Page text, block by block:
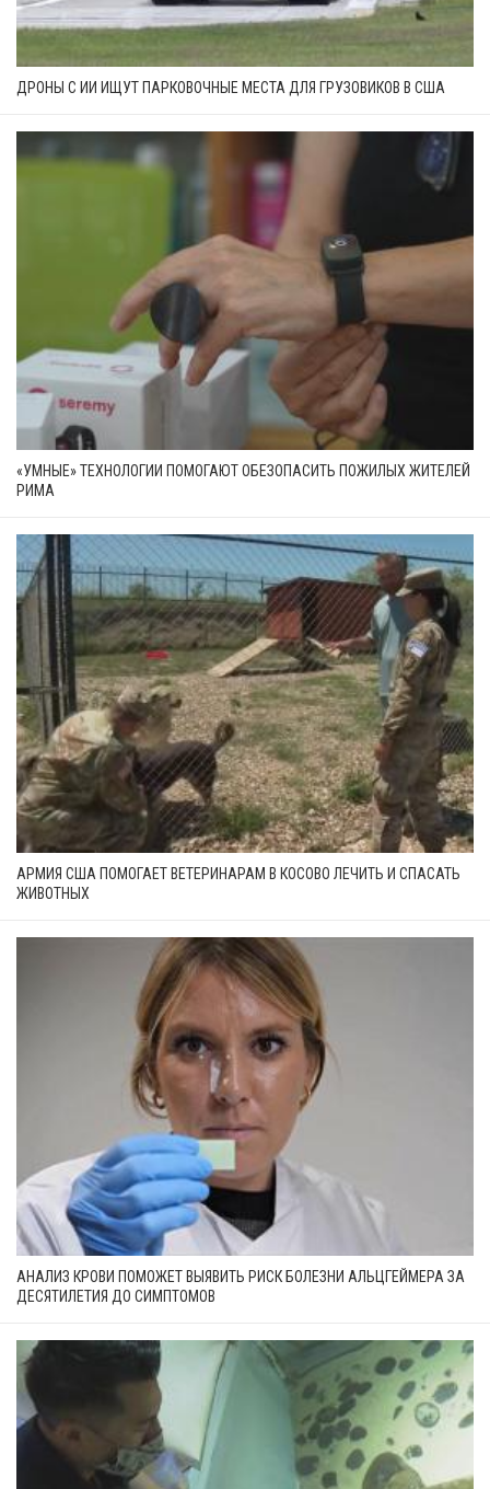
ДРОНЫ С ИИ ИЩУТ ПАРКОВОЧНЫЕ МЕСТА ДЛЯ ГРУЗОВИКОВ В США
«УМНЫЕ» ТЕХНОЛОГИИ ПОМОГАЮТ ОБЕЗОПАСИТЬ ПОЖИЛЫХ ЖИТЕЛЕЙ
РИМА
АРМИЯ США ПОМОГАЕТ ВЕТЕРИНАРАМ В КОСОВО ЛЕЧИТЬ И СПАСАТЬ
ЖИВОТНЫХ
АНАЛИЗ КРОВИ ПОМОЖЕТ ВЫЯВИТЬ РИСК БОЛЕЗНИ АЛЬЦГЕЙМЕРА ЗА
ДЕСЯТИЛЕТИЯ ДО СИМПТОМОВ